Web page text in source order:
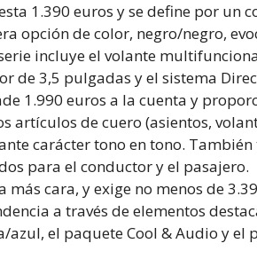
1.390 euros y se define por
opción de color, negro/negro,
incluye el volante
de 3,5 pulgadas y el sistema
1.990 euros a la cuenta y
artículos de cuero (asientos,
carácter tono en tono.
para el conductor y el pasajero.
más cara, y exige no menos de
a través de elementos
azul, el paquete Cool & Audio y el